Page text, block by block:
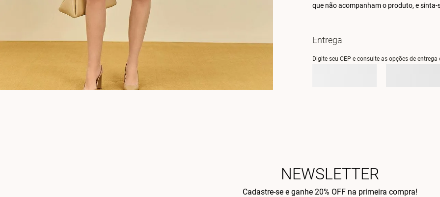
que não acompanham o produto, e
Entrega
Digite seu CEP e consulte as opções de entrega
NEWSLETTER
Cadastre-se e ganhe 20% OFF na primeira compra!